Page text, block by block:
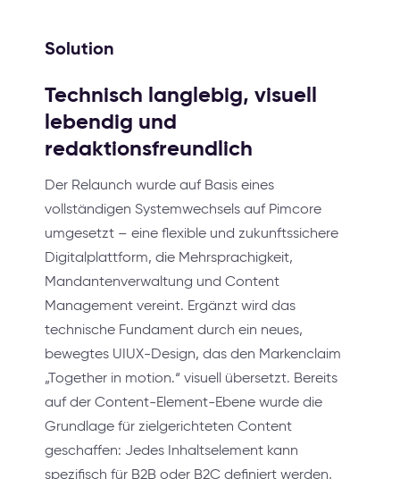
Solution
Technisch langlebig, visuell
lebendig und
redaktionsfreundlich
Der Relaunch wurde auf Basis eines
vollständigen Systemwechsels auf Pimcore
umgesetzt – eine flexible und zukunftssichere
Digitalplattform, die Mehrsprachigkeit,
Mandantenverwaltung und Content
Management vereint. Ergänzt wird das
technische Fundament durch ein neues,
bewegtes UIUX-Design, das den Markenclaim
„Together in motion.“ visuell übersetzt. Bereits
auf der Content-Element-Ebene wurde die
Grundlage für zielgerichteten Content
geschaffen: Jedes Inhaltselement kann
spezifisch für B2B oder B2C definiert werden,